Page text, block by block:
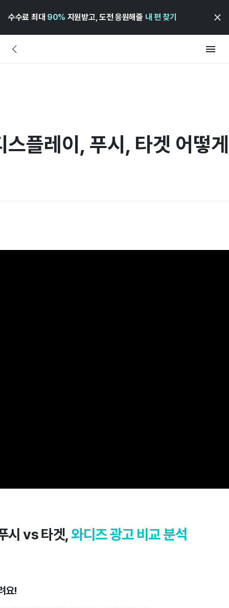
수수료 최대 90% 지원받고, 도전 응원해줄 내 편 찾기
플레이, 푸시, 타겟 어떻
시 vs 타겟,와디즈 광고 비교 분석
요!